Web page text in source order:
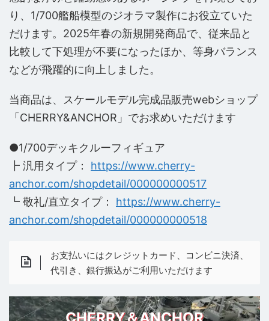
り、1/700艦船模型のジオラマ製作にお役立ていた
だけます。2025年春の新規開発商品で、従来品と
比較して下処理が不要になったほか、等身バランス
などが飛躍的に向上しました。
当商品は、スケールモデル完成品販売webショップ
「CHERRY&ANCHOR」でお求めいただけます
●1/700デッキクルーフィギュア
┣ 汎用タイプ： https://www.cherry-
anchor.com/shopdetail/000000000517
┗ 敬礼/直立タイプ： https://www.cherry-
anchor.com/shopdetail/000000000518
お支払いにはクレジットカード、コンビニ決済、
代引き、銀行振込がご利用いただけます